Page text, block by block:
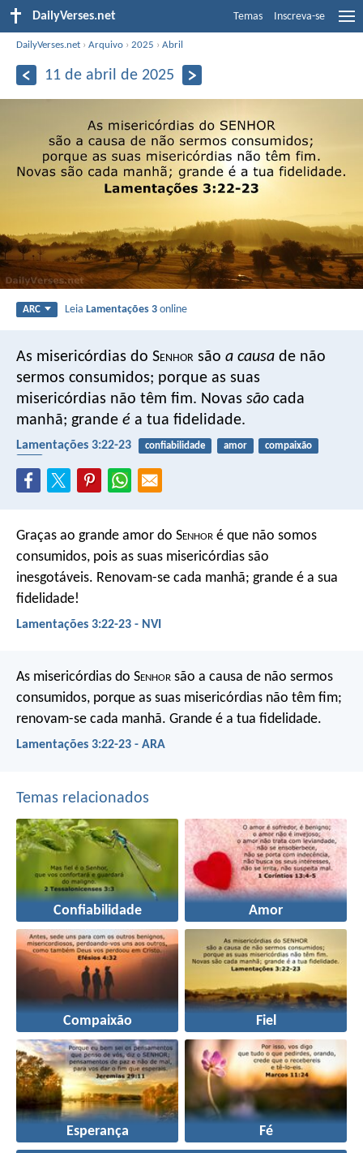
DailyVerses.net Temas Inscreva-se
DailyVerses.net ›Arquivo ›2025 ›Abril
11 de abril de 2025
ARC LeiaLamentações 3 online
As misericórdias do Senhor são a causa de não
sermos consumidos; porque as suas
misericórdias não têm fim. Novas são cada
manhã; grande é a tua fidelidade.
Lamentações 3:22-23 confiabilidade amor
compaixão
Graças ao grande amor do Senhor é que não somos
consumidos, pois as suas misericórdias são
inesgotáveis. Renovam-se cada manhã; grande é a sua
fidelidade!
Lamentações 3:22-23 - NVI
As misericórdias do Senhor são a causa de não sermos
consumidos, porque as suas misericórdias não têm fim;
renovam-se cada manhã. Grande é a tua fidelidade.
Lamentações 3:22-23 - ARA
Temas relacionados
Confiabilidade Amor
Compaixão Fiel
Esperança Fé